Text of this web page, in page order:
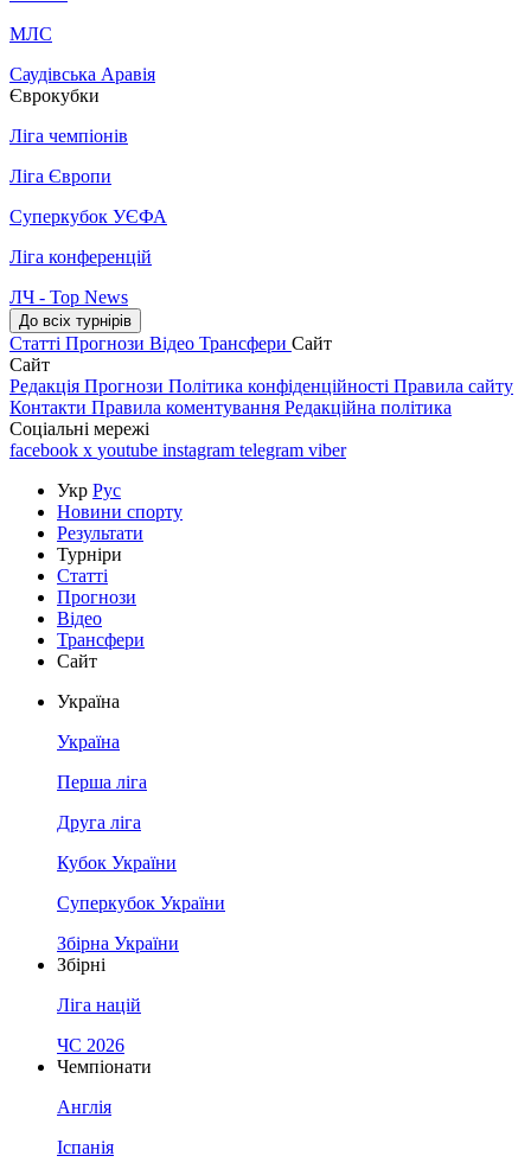
МЛС
Саудівська Аравія
Єврокубки
Ліга чемпіонів
Ліга Європи
Суперкубок УЄФА
Ліга конференцій
ЛЧ - Top News
До всіх турнірів
Статті Прогнози Відео Трансфери Сайт
Сайт
Редакція Прогнози Політика конфіденційності Правила сайту
Контакти Правила коментування Редакційна політика
Соціальні мережі
facebook x youtube instagram telegram viber
Укр Рус
Новини спорту
Результати
Турніри
Статті
Прогнози
Відео
Трансфери
Сайт
Україна
Україна
Перша ліга
Друга ліга
Кубок України
Суперкубок України
Збірна України
Збірні
Ліга націй
ЧС 2026
Чемпіонати
Англія
Іспанія